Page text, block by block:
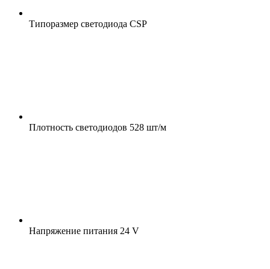
Типоразмер светодиода CSP
Плотность светодиодов 528 шт/м
Напряжение питания 24 V